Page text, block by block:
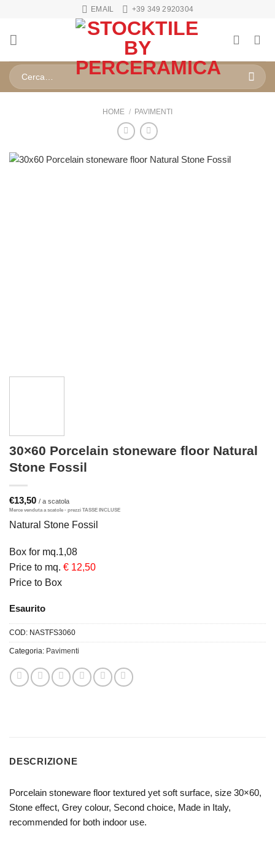
contenuti
EMAIL +39 349 2920304
Cerca:
HOME / PAVIMENTI
30×60 Porcelain stoneware floor Natural
Stone Fossil
€13,50
Natural Stone Fossil
Box for mq.1,08
Price to mq. € 12,50
Price to Box
Esaurito
COD: NASTFS3060
Categoria: Pavimenti
DESCRIZIONE
Porcelain stoneware floor textured yet soft surface, size 30×60,
Stone effect, Grey colour, Second choice, Made in Italy,
recommended for both indoor use.